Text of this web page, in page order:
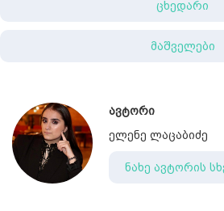
ცხედარი
მაშველები
ავტორი
ელენე ლაცაბიძე
ნახე ავტორის